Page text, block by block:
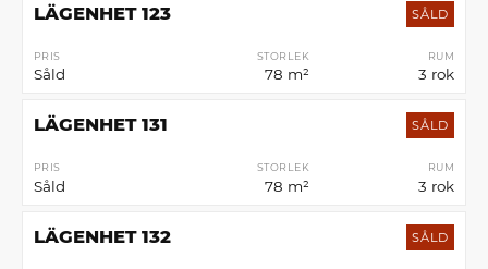
LÄGENHET 123
PRIS
Såld
STORLEK
78 m²
RUM
3 rok
SÅLD
LÄGENHET 131
PRIS
Såld
STORLEK
78 m²
RUM
3 rok
SÅLD
LÄGENHET 132 SÅLD